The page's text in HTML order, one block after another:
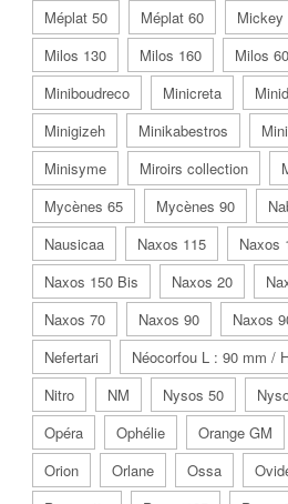
Méplat 50
Méplat 60 Mickey
Milos 130
Milos 160 Milos 60
Miniboudreco
Minicreta
Minigizeh
Minikabestros
Minisyme
Miroirs collection
Mycènes 65
Mycènes 90
Nausicaa
Naxos 115 Naxos
Naxos 150 Bis
Naxos 20
Naxos 70
Naxos 90 Naxos
Nefertari
Néocorfou L : 90 mm /
Nitro
NM Nysos 50
Opéra
Ophélie Orange GM
Orion
Orlane Ossa